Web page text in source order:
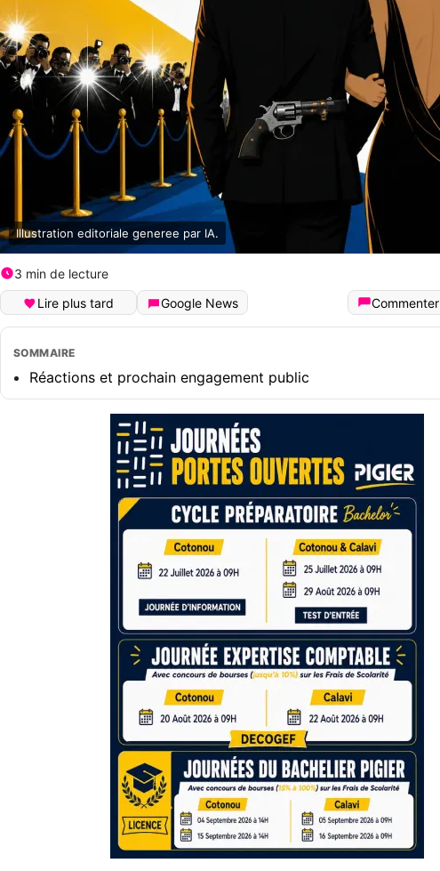
Illustration editoriale generee par IA.
3 min de lecture
Lire plus tard
Google News Commenter
SOMMAIRE
Réactions et prochain engagement public